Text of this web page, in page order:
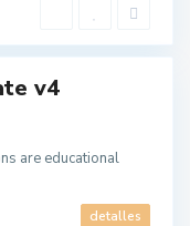
v4
are educational
detalles